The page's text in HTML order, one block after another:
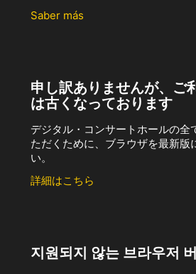
Saber más
申し訳ありませんが、ご
は古くなっております
デジタル・コンサートホールの全
ただくために、ブラウザを最新版
い。
詳細はこちら
지원되지 않는 브라우저